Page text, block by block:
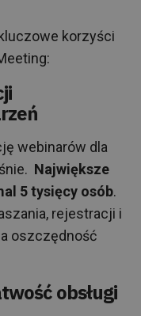
korzyści
webinarów dla
Największe
5 tysięcy osób.
rejestracji i
oszczędność
obsługi